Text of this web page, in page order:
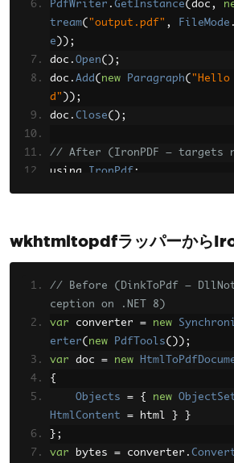
PdfWriter . GetInstance( doc ,
tream( "output.pdf" , FileMode .
e ));
doc . Open();
doc . Add ( new Paragraph( "Hello
d" ));
doc . Close();
// After (IronPDF — targets
using
IronPdf ;
var pdf = renderer.
<p>Hello World</p>");
pdf .SaveAs ("output.pdf" );
wkhtmltopdfラッパーから
// Before (DinkToPdf —
ception on .NET 8)
var converter = new
erter( new PdfTools());
var doc = new
{
Objects
= { new
HtmlContent
= html }
}
};
var bytes = converter .